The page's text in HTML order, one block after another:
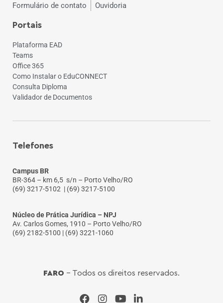
Formulário de contato Ouvidoria
Portais
Plataforma EAD
Teams
Office 365
Como Instalar o EduCONNECT
Consulta Diploma
Validador de Documentos
Telefones
Campus BR
BR-364 – km 6,5 s/n – Porto Velho/RO
(69) 3217-5102 | (69) 3217-5100
Núcleo de Prática Jurídica – NPJ
Av. Carlos Gomes, 1910 – Porto Velho/RO
(69) 2182-5100 | (69) 3221-1060
FARO - Todos os direitos reservados.